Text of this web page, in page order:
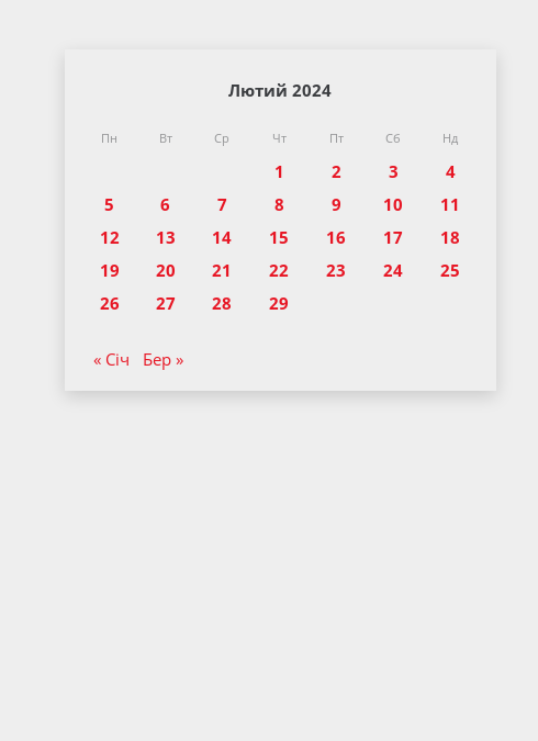
Лютий 2024
Пн Вт Ср Чт Пт Сб Нд
1 2 3
4
5
6 7 8 9 10
11
12
13 14 15 16 17
18
19
20 21 22 23 24
25
26
27 28 29
« Січ Бер »